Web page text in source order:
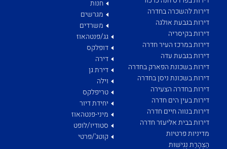
דירות להשכרה בחדרה
דירות בגבעת אולגה
דירות בקיסריה
דירות במרכז העיר חדרה
דירות בגבעת עדה
דירות בשכונת הפארק בחדרה
דירות בשכונת ניסן בחדרה
דירות בחדרה הצעירה
דירות בעין הים חדרה
דירות בנווה חיים חדרה
דירות בבית אליעזר חדרה
מדיניות פרטיות
הַצְהָרַת נְגִישׁוּת
חנות
מגרשים
משרדים
גג/פנטהאוז
דופלקס
דירה
דירת גן
וילה
טריפלקס
יחידת דיור
מיני-פנטהאוז
סטודיו/לופט
קוטג'/פרטי